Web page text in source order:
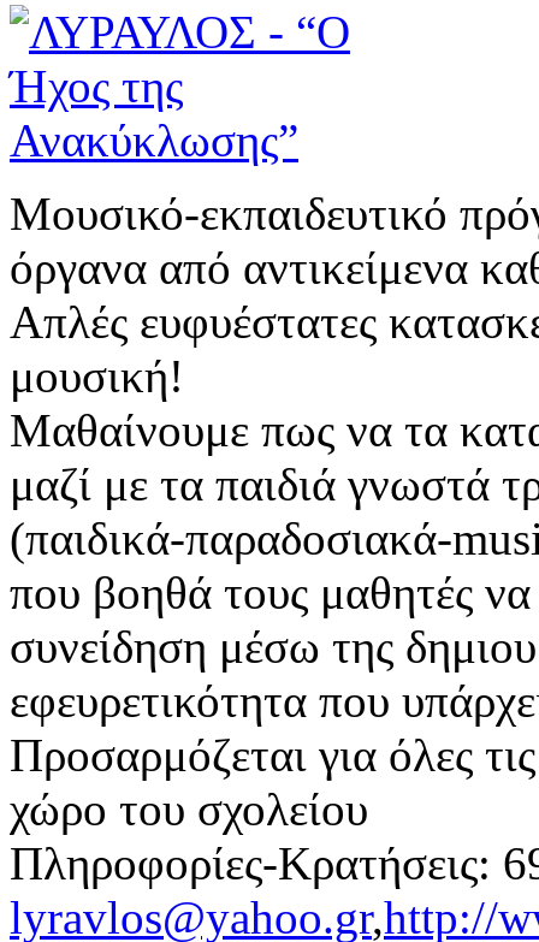
Μουσικό-εκπαιδευτικό
όργανα από αντικείμενα
Απλές ευφυέστατες
μουσική!
Μαθαίνουμε πως να τα
μαζί με τα παιδιά γνωστά
(παιδικά-παραδοσιακά-
που βοηθά τους μαθητές
συνείδηση μέσω της
εφευρετικότητα που
Προσαρμόζεται για όλες
χώρο του σχολείου
Πληροφορίες-Κρατήσεις:
lyravlos@yahoo.gr,http://